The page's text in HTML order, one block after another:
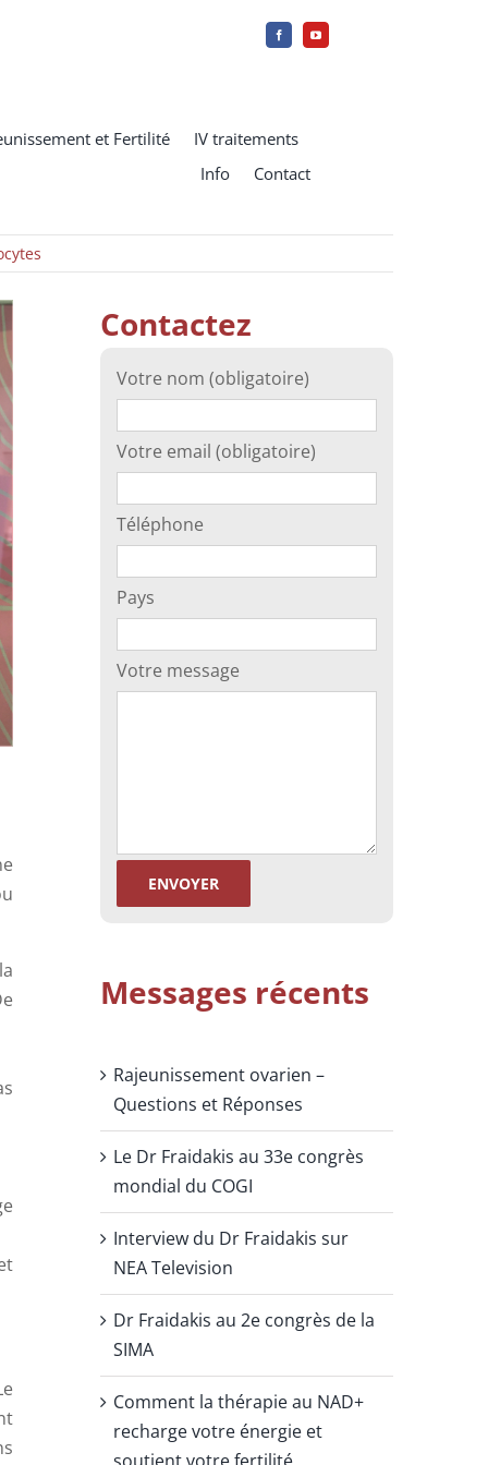
et Fertilité
IV traitements
Info
Contact
Contactez
Votre nom (obligatoire)
Votre email (obligatoire)
Téléphone
Pays
Votre message
Messages récents
Rajeunissement ovarien –
Questions et Réponses
Le Dr Fraidakis au 33e congrès
mondial du COGI
Interview du Dr Fraidakis sur
NEA Television
Dr Fraidakis au 2e congrès de la
SIMA
Comment la thérapie au NAD+
recharge votre énergie et